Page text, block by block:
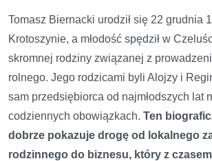
Tomasz Biernacki urodził się 22 grudnia
Krotoszynie, a młodość spędził w
skromnej rodziny związanej z
rolnego. Jego rodzicami byli Alojzy i
sam przedsiębiorca od najmłodszych lat
codziennych obowiązkach. Ten
dobrze pokazuje drogę od lokalnego
rodzinnego do biznesu, który z czasem